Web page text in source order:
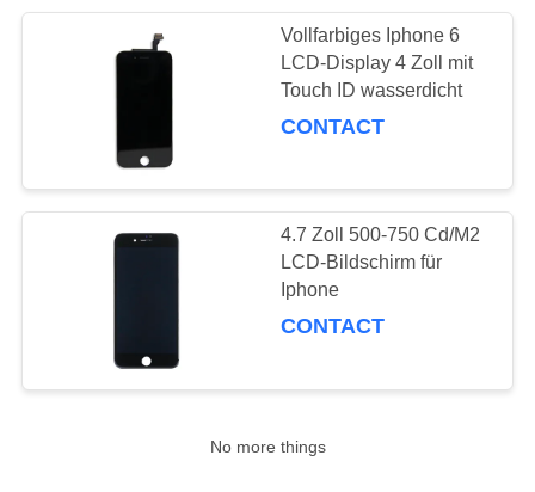
Ersatzbatterien für
Iphone 7
Batterien für Iphone
15
Vollfarbiges Iphone 6
LCD-Display 4 Zoll mit
Touch ID wasserdicht
CONTACT
4.7 Zoll 500-750 Cd/M2
LCD-Bildschirm für
Iphone
CONTACT
No more things